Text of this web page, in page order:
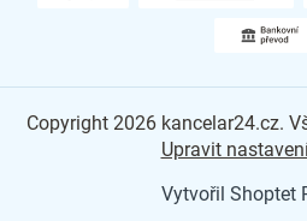
Vytvořil Shoptet
Copyright 2026 kancelar24.cz.
Upravit